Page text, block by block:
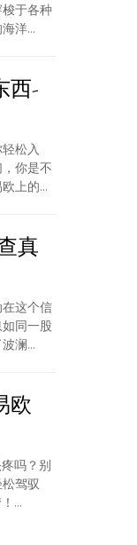
于各种
洋...
西-
松入
你是不
上的...
真
这个信
同一股
澜...
欧
吗？别
驾驭
...